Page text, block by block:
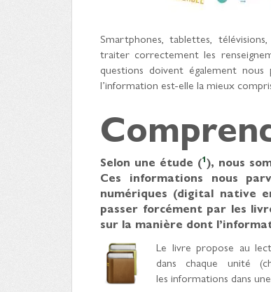
Smartphones, tablettes,
traiter correctement les
questions doivent également
l’information est-elle la mieux
Selon une étude (1), nous
Ces informations nous
numériques (digital native
passer forcément par les
sur la manière dont
Le livre propose au
dans chaque unité
les informations dans